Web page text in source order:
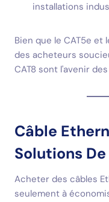
installations
Bien que le CAT5e et
des acheteurs
CAT8 sont l'avenir
Câble
Solutions
Acheter des câbles
seulement à